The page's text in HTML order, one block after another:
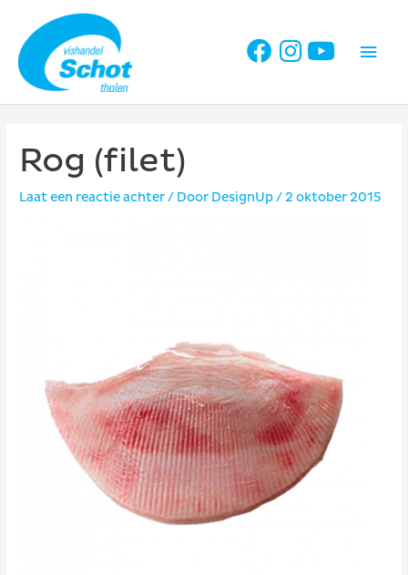
inhoud
Rog (filet)
Laat een reactie achter/ Door DesignUp/ 2 oktober 2015